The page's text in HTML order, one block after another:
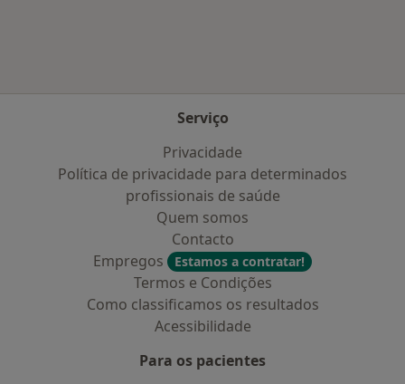
Serviço
Privacidade
Política de privacidade para determinados
profissionais de saúde
Quem somos
Contacto
Empregos
Estamos a contratar!
Termos e Condições
Como classificamos os resultados
Acessibilidade
Para os pacientes